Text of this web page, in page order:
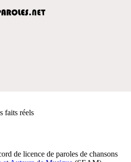
faits réels
de licence de paroles de chansons